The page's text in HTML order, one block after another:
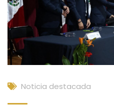
Noticia destacada